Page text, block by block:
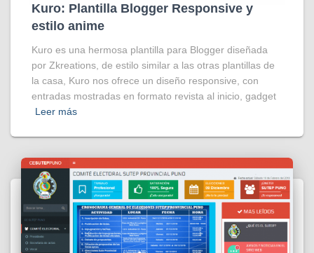
Kuro: Plantilla Blogger Responsive y
estilo anime
Kuro es una hermosa plantilla para Blogger diseñada
por Zkreations, de estilo similar a las otras plantillas de
la casa, Kuro nos ofrece un diseño responsive, con
entradas mostradas en formato revista al inicio, gadget
Leer más